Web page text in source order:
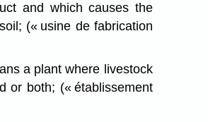
and which causes the
(« usine de fabrication
a plant where livestock
or both; (« établissement